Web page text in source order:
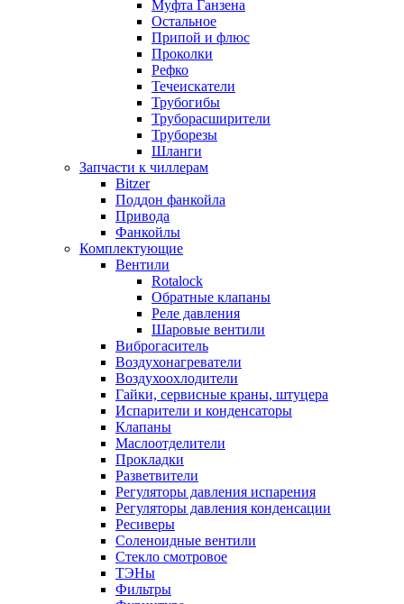
Муфта Ганзена
Остальное
Припой и флюс
Проколки
Рефко
Течеискатели
Трубогибы
Труборасширители
Труборезы
Шланги
Запчасти к чиллерам
Bitzer
Поддон фанкойла
Привода
Фанкойлы
Комплектующие
Вентили
Rotalock
Обратные клапаны
Реле давления
Шаровые вентили
Виброгаситель
Воздухонагреватели
Воздухоохлодители
Гайки, сервисные краны, штуцера
Испарители и конденсаторы
Клапаны
Маслоотделители
Прокладки
Разветвители
Регуляторы давления испарения
Регуляторы давления конденсации
Ресиверы
Соленоидные вентили
Стекло смотровое
ТЭНы
Фильтры